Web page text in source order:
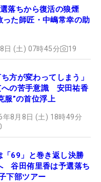
落ちから復活の狼煙
った師匠・中嶋常幸の助
日 (土) 07時45分 19
ち方が変わってしまう」
への苦手意識 安田祐香
服”の首位浮上
年8月8日 (土) 18時49分
「69」と巻き返し決勝
谷田侑里香は予選落ち
下部ツアー